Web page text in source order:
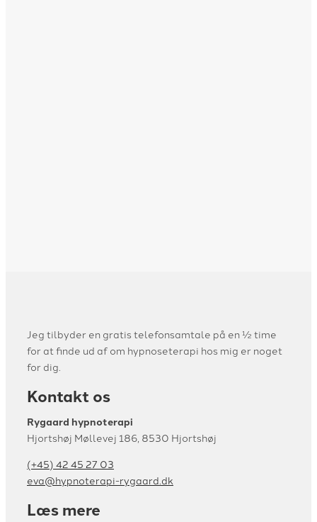
Jeg tilbyder en gratis telefonsamtale på en ½ time
for at finde ud af om hypnoseterapi hos mig er noget
for dig.
Kontakt os
Rygaard hypnoterapi
Hjortshøj Møllevej 186, 8530 Hjortshøj
(+45) 42 45 27 03
eva@hypnoterapi-rygaard.dk
Læs mere